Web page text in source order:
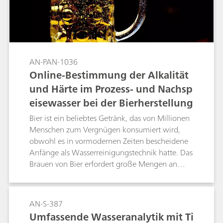
Voltammetrie, chemischer Sauerstoffbedarf
(CSB), Wasserhärte, freies Chlor sowie einige
andere Wasserinhaltsstoffe.
AN-PAN-1036
Online-Bestimmung der Alkalität
und Härte im Prozess- und Nachsp
eisewasser bei der Bierherstellung
Bier ist ein beliebtes Getränk, das von Millionen
Menschen zum Vergnügen konsumiert wird,
obwohl es in vormodernen Zeiten bescheidene
Anfänge als Wasserreinigungstechnik hatte. Das
Brauen von Bier erfordert große Mengen an
Härte und pH-Wert einhalten muss, um einen
einheitlichen Geschmack und ein einheitliches
Aussehen zwischen den einzelnen Chargen zu
AN-S-387
Umfassende Wasseranalytik mit Ti